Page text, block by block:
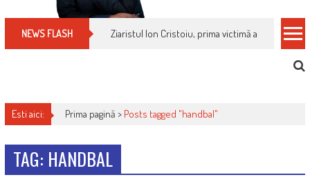
NEWS FLASH Ziaristul Ion Cristoiu, prima victimă a noi
Esti aici: Prima pagină > Posts tagged "handbal"
TAG: HANDBAL